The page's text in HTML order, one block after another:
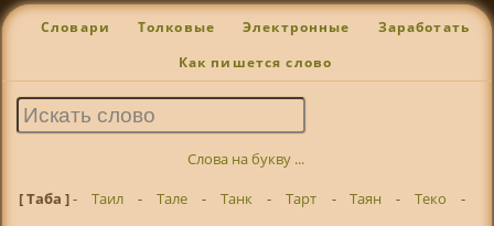
Словари Толковые Электронные Заработать
Как пишется слово
Слова на букву ...
[ Таба ]- Таил - Тале - Танк - Тарт - Таян - Теко
-